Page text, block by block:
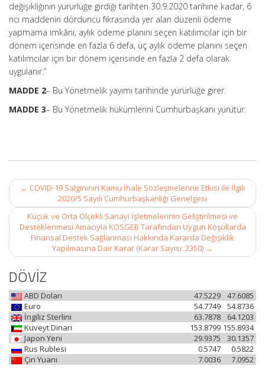
değişikliğinin yürürlüğe girdiği tarihten 30.9.2020 tarihine kadar, 6
ncı maddenin dördüncü fıkrasında yer alan düzenli ödeme
yapmama imkânı, aylık ödeme planını seçen katılımcılar için bir
dönem içerisinde en fazla 6 defa, üç aylık ödeme planını seçen
katılımcılar için bir dönem içerisinde en fazla 2 defa olarak
uygulanır.”
MADDE 2– Bu Yönetmelik yayımı tarihinde yürürlüğe girer.
MADDE 3– Bu Yönetmelik hükümlerini Cumhurbaşkanı yürütür.
Post
navigation
← COVID-19 Salgınının Kamu İhale Sözleşmelerine Etkisi ile İlgili
2020/5 Sayılı Cumhurbaşkanlığı Genelgesi
Küçük ve Orta Ölçekli Sanayi İşletmelerinin Geliştirilmesi ve
Desteklenmesi Amacıyla KOSGEB Tarafından Uygun Koşullarda
Finansal Destek Sağlanması Hakkında Kararda Değişiklik
Yapılmasına Dair Karar (Karar Sayısı: 2350) →
DÖVİZ
ABD Doları 47.6085
47.5229
Euro
54.8736
54.7749
İngiliz Sterlini
64.1203
63.7878
Kuveyt Dinarı
155.8934
153.8799
Japon Yeni
30.1357
29.9375
Rus Rublesi
0.5822
0.5747
Çin Yuanı
7.0952
7.0036